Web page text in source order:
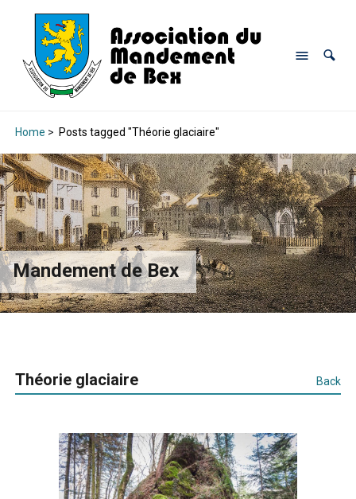
Home > Posts tagged "Théorie glaciaire"
Mandement de Bex
Théorie glaciaire Back